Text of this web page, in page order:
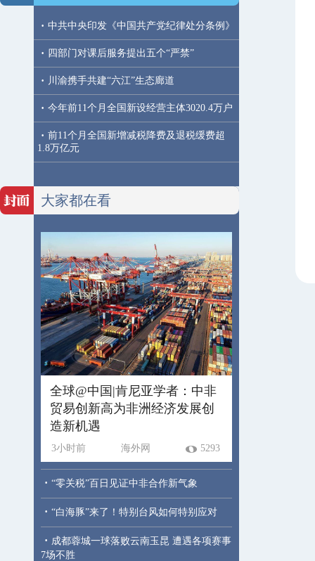
· 中共中央印发《中国共产党纪律处分条例》
· 四部门对课后服务提出五个“严禁”
· 川渝携手共建“六江”生态廊道
· 今年前11个月全国新设经营主体3020.4万户
· 前11个月全国新增减税降费及退税缓费超
1.8万亿元
大家都在看
全球@中国|肯尼亚学者：中非
贸易创新高为非洲经济发展创
造新机遇
3小时前 海外网 5293
· “零关税”百日见证中非合作新气象
· “白海豚”来了！特别台风如何特别应对
· 成都蓉城一球落败云南玉昆 遭遇各项赛事
7场不胜